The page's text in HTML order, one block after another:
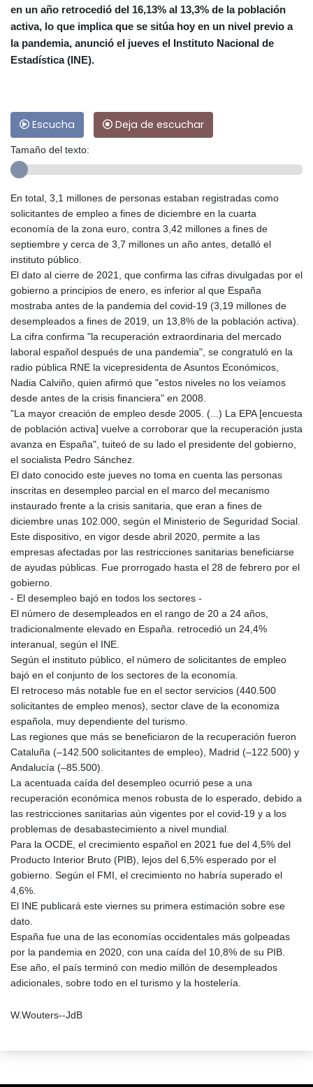
en un año retrocedió del 16,13% al 13,3% de la población
activa, lo que implica que se sitúa hoy en un nivel previo a
la pandemia, anunció el jueves el Instituto Nacional de
Estadística (INE).
Escucha Deja de escuchar
Tamaño del texto:
En total, 3,1 millones de personas estaban registradas como
solicitantes de empleo a fines de diciembre en la cuarta
economía de la zona euro, contra 3,42 millones a fines de
septiembre y cerca de 3,7 millones un año antes, detalló el
instituto público.
El dato al cierre de 2021, que confirma las cifras divulgadas por el
gobierno a principios de enero, es inferior al que España
mostraba antes de la pandemia del covid-19 (3,19 millones de
desempleados a fines de 2019, un 13,8% de la población activa).
La cifra confirma "la recuperación extraordinaria del mercado
laboral español después de una pandemia", se congratuló en la
radio pública RNE la vicepresidenta de Asuntos Económicos,
Nadia Calviño, quien afirmó que "estos niveles no los veíamos
desde antes de la crisis financiera" en 2008.
"La mayor creación de empleo desde 2005. (...) La EPA [encuesta
de población activa] vuelve a corroborar que la recuperación justa
avanza en España", tuiteó de su lado el presidente del gobierno,
el socialista Pedro Sánchez.
El dato conocido este jueves no toma en cuenta las personas
inscritas en desempleo parcial en el marco del mecanismo
instaurado frente a la crisis sanitaria, que eran a fines de
diciembre unas 102.000, según el Ministerio de Seguridad Social.
Este dispositivo, en vigor desde abril 2020, permite a las
empresas afectadas por las restricciones sanitarias beneficiarse
de ayudas públicas. Fue prorrogado hasta el 28 de febrero por el
gobierno.
- El desempleo bajó en todos los sectores -
El número de desempleados en el rango de 20 a 24 años,
tradicionalmente elevado en España. retrocedió un 24,4%
interanual, según el INE.
Según el instituto público, el número de solicitantes de empleo
bajó en el conjunto de los sectores de la economía.
El retroceso más notable fue en el sector servicios (440.500
solicitantes de empleo menos), sector clave de la economiza
española, muy dependiente del turismo.
Las regiones que más se beneficiaron de la recuperación fueron
Cataluña (–142.500 solicitantes de empleo), Madrid (–122.500) y
Andalucía (–85.500).
La acentuada caída del desempleo ocurrió pese a una
recuperación económica menos robusta de lo esperado, debido a
las restricciones sanitarias aún vigentes por el covid-19 y a los
problemas de desabastecimiento a nivel mundial.
Para la OCDE, el crecimiento español en 2021 fue del 4,5% del
Producto Interior Bruto (PIB), lejos del 6,5% esperado por el
gobierno. Según el FMI, el crecimiento no habría superado el
4,6%.
El INE publicará este viernes su primera estimación sobre ese
dato.
España fue una de las economías occidentales más golpeadas
por la pandemia en 2020, con una caída del 10,8% de su PIB.
Ese año, el país terminó con medio millón de desempleados
adicionales, sobre todo en el turismo y la hostelería.
W.Wouters--JdB